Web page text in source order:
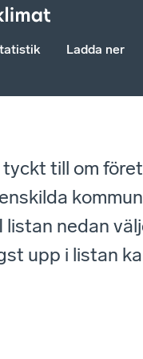
Ladda ner
till om
listan nedan
upp i listan